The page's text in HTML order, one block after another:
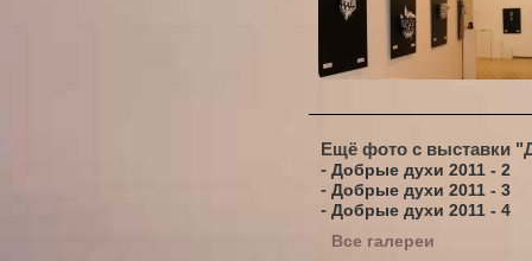
Ещё фото с выставки
- Добрые духи 2011 - 2
- Добрые духи 2011 - 3
- Добрые духи 2011 - 4
Все галереи